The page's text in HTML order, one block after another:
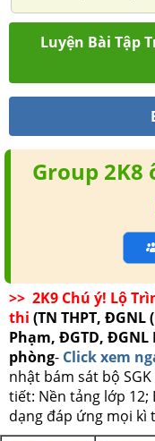
Luyện Bài Tập
Group 2K8
>> 2K9 Chú ý! Lộ
thi (TN THPT,
Phạm, ĐGTD, ĐGNL
phòng- Click xem
nhật bám sát bộ
tiết: Nền tảng lớp 12;
dạng đáp ứng mọi kì